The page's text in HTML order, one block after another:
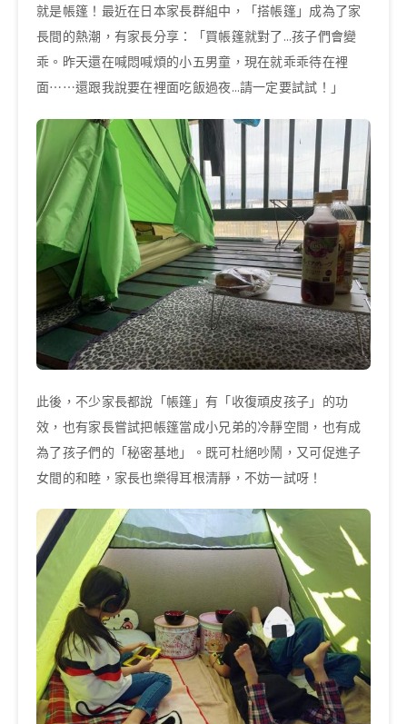
就是帳篷！最近在日本家長群組中，「搭帳篷」成為了家
長間的熱潮，有家長分享：「買帳篷就對了…孩子們會變
乖。昨天還在喊悶喊煩的小五男童，現在就乖乖待在裡
面⋯⋯還跟我說要在裡面吃飯過夜…請一定要試試！」
此後，不少家長都說「帳篷」有「收復頑皮孩子」的功
效，也有家長嘗試把帳篷當成小兄弟的冷靜空間，也有成
為了孩子們的「秘密基地」。既可杜絕吵鬧，又可促進子
女間的和睦，家長也樂得耳根清靜，不妨一試呀！